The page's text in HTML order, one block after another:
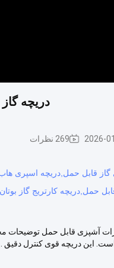
دریچه
2026- 269 نظرات
قابل حمل,دریچه اسپری
حمل,دریچه کارتریج گاز
آشپزی قابل حمل توضیحات
این دریچه قوی کنترل دقیق